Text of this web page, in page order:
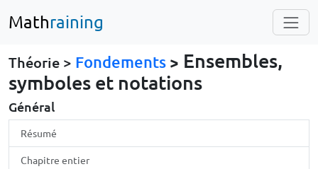
Mathraining
Théorie > Fondements > Ensembles,
symboles et notations
Général
Résumé
Chapitre entier